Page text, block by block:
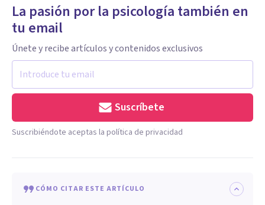
La pasión por la psicología también en
tu email
Únete y recibe artículos y contenidos exclusivos
Suscríbete
Suscribiéndote aceptas la política de privacidad
CÓMO CITAR ESTE ARTÍCULO